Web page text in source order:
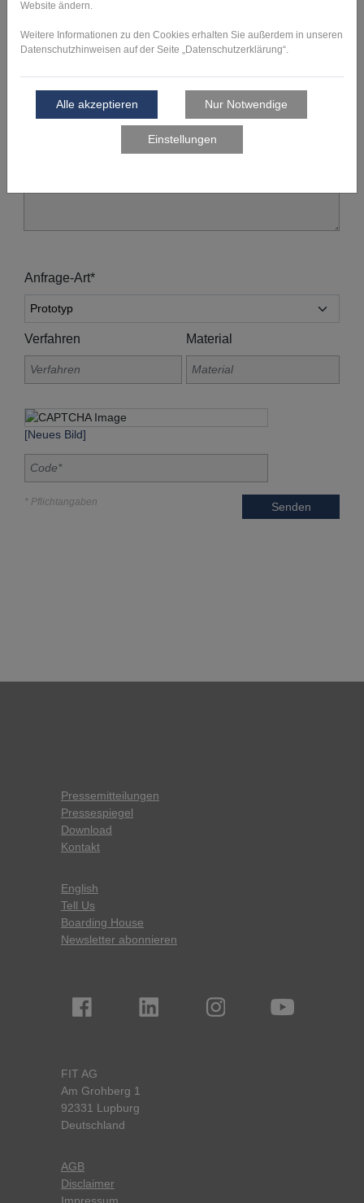
Anfrage-Art*
Verfahren Material
[Neues Bild]
* Pflichtangaben Senden
Pressemitteilungen
Pressespiegel
Download
Kontakt
English
Tell Us
Boarding House
Newsletter abonnieren
FIT AG
Am Grohberg 1
92331 Lupburg
Deutschland
AGB
Disclaimer